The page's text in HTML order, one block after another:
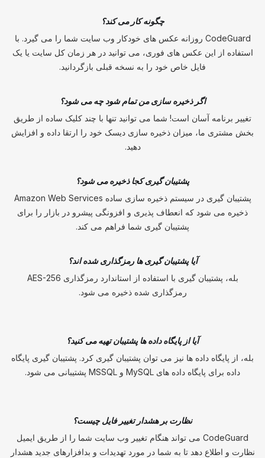
چگونه کار می کند؟
CodeGuard روزانه عکس های خودکار وب سایت شما را می گیرد. با
استفاده از این عکس های فوری، می توانید در هر زمان کل سایت یا یک
فایل خاص خود را به نسخه قبلی بازگردانید.
اگر ذخیره سازی من تمام شود چه می شود؟
تغییر برنامه آسان است! شما می توانید تنها با چند کلیک ساده از طریق
بخش مشتری ما، میزان ذخیره سازی دیسک خود را ارتقا داده و افزایش
دهید.
پشتیبان گیری کجا ذخیره می شود؟
پشتیبان گیری در سیستم ذخیره سازی ساده Amazon Web Services
ذخیره می شود که انعطاف پذیری و افزونگی پیشرو در بازار را برای
پشتیبان گیری شما فراهم می کند.
آیا پشتیبان گیری ها رمزگذاری شده اند؟
بله، پشتیبان گیری با استفاده از استاندارد رمزگذاری AES-256
رمزگذاری شده ذخیره می شود.
آیا از پایگاه داده ها پشتیبان تهیه می کنید؟
بله، از پایگاه داده ها نیز می توان پشتیبان گیری کرد. پشتیبان گیری پایگاه
داده برای پایگاه داده های MySQL و MSSQL پشتیبانی می شود.
نظارت بر هشدار تغییر فایل چیست؟
CodeGuard می تواند هنگام تغییر وب سایت شما را از طریق ایمیل
نظارت و اطلاع دهد تا به شما در مورد تهدیدات و بدافزارهای جدید هشدار